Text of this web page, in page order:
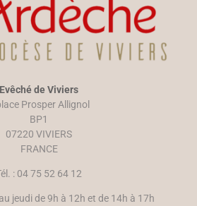
Evêché de Viviers
Prosper Allignol
BP1
07220 VIVIERS
FRANCE
: 04 75 52 64 12
jeudi de 9h à 12h et de 14h à 17h